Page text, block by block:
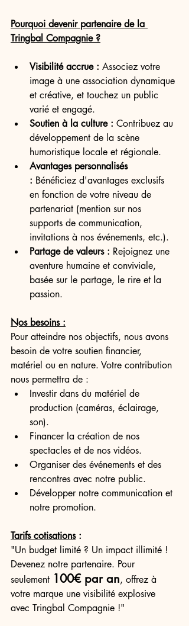
Pourquoi devenir partenaire de la
Tringbal Compagnie ?
Visibilité accrue : Associez votre
image à une association dynamique
et créative, et touchez un public
varié et engagé.
Soutien à la culture : Contribuez au
développement de la scène
humoristique locale et régionale.
Avantages personnalisés
: Bénéficiez d'avantages exclusifs
en fonction de votre niveau de
partenariat (mention sur nos
supports de communication,
invitations à nos événements, etc.).
Partage de valeurs : Rejoignez une
aventure humaine et conviviale,
basée sur le partage, le rire et la
passion.
Nos besoins :
Pour atteindre nos objectifs, nous avons
besoin de votre soutien financier,
matériel ou en nature. Votre contribution
nous permettra de :
Investir dans du matériel de
production (caméras, éclairage,
son).
Financer la création de nos
spectacles et de nos vidéos.
Organiser des événements et des
rencontres avec notre public.
Développer notre communication et
notre promotion.
Tarifs cotisations :
"Un budget limité ? Un impact illimité !
Devenez notre partenaire. Pour
seulement 100€ par an, offrez à
votre marque une visibilité explosive
avec Tringbal Compagnie !"